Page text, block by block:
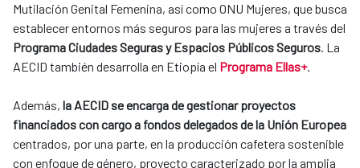
Mutilación Genital Femenina, así como ONU Mujeres, que busca
establecer entornos más seguros para las mujeres a través del
Programa Ciudades Seguras y Espacios Públicos Seguros. La
AECID también desarrolla en Etiopía el Programa Ellas+.
Además, la AECID se encarga de gestionar proyectos
financiados con cargo a fondos delegados de la Unión Europea
centrados, por una parte, en la producción cafetera sostenible
con enfoque de género, proyecto caracterizado por la amplia